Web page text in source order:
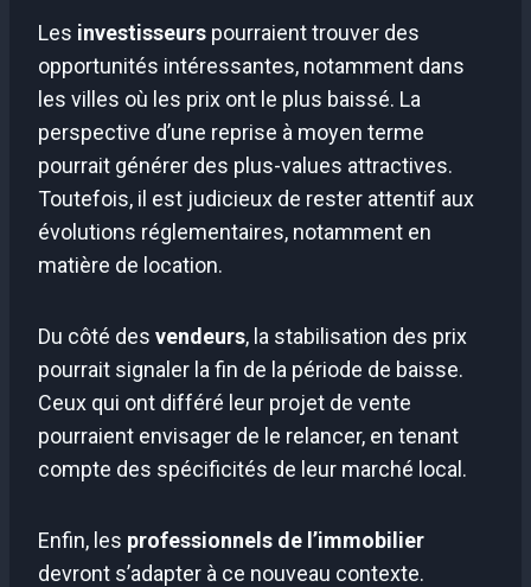
Les investisseurs pourraient trouver des
opportunités intéressantes, notamment dans
les villes où les prix ont le plus baissé. La
perspective d’une reprise à moyen terme
pourrait générer des plus-values attractives.
Toutefois, il est judicieux de rester attentif aux
évolutions réglementaires, notamment en
matière de location.
Du côté des vendeurs, la stabilisation des prix
pourrait signaler la fin de la période de baisse.
Ceux qui ont différé leur projet de vente
pourraient envisager de le relancer, en tenant
compte des spécificités de leur marché local.
Enfin, les professionnels de l’immobilier
devront s’adapter à ce nouveau contexte.